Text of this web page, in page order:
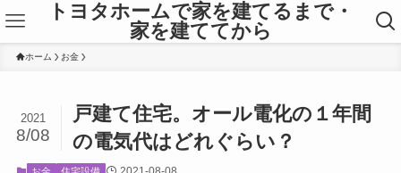
トヨタホームで家を建てるまで・
家を建ててから
ホーム お金
戸建て住宅。オール電化の１年間
の電気代はどれぐらい？
2021
8/08